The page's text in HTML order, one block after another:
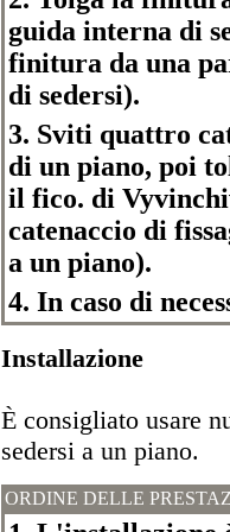
guida interna di
finitura da una
di sedersi).
3. Sviti quattro
di un piano, poi
il fico. di
catenaccio di
a un piano).
4. In caso di
Installazione
È consigliato usare
sedersi a un piano.
ORDINE DELLE